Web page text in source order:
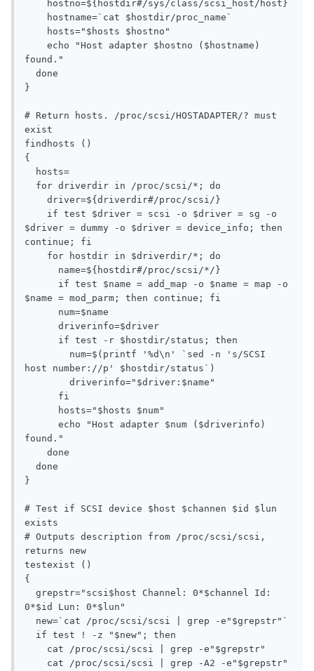
hostno=${hostdir#/sys/class/scsi_host/host}
hostname=`cat $hostdir/proc_name`
hosts="$hosts $hostno"
echo "Host adapter $hostno ($hostname)
found."
done
}
# Return hosts. /proc/scsi/HOSTADAPTER/? must
exist
findhosts ()
{
hosts=
for driverdir in /proc/scsi/*; do
driver=${driverdir#/proc/scsi/}
if test $driver = scsi -o $driver = sg -o
$driver = dummy -o $driver = device_info; then
continue; fi
for hostdir in $driverdir/*; do
name=${hostdir#/proc/scsi/*/}
if test $name = add_map -o $name = map -o
$name = mod_parm; then continue; fi
num=$name
driverinfo=$driver
if test -r $hostdir/status; then
num=$(printf '%d\n' `sed -n 's/SCSI
host number://p' $hostdir/status`)
driverinfo="$driver:$name"
fi
hosts="$hosts $num"
echo "Host adapter $num ($driverinfo)
found."
done
done
}
# Test if SCSI device $host $channen $id $lun
exists
# Outputs description from /proc/scsi/scsi,
returns new
testexist ()
{
grepstr="scsi$host Channel: 0*$channel Id:
0*$id Lun: 0*$lun"
new=`cat /proc/scsi/scsi | grep -e"$grepstr"`
if test ! -z "$new"; then
cat /proc/scsi/scsi | grep -e"$grepstr"
cat /proc/scsi/scsi | grep -A2 -e"$grepstr"